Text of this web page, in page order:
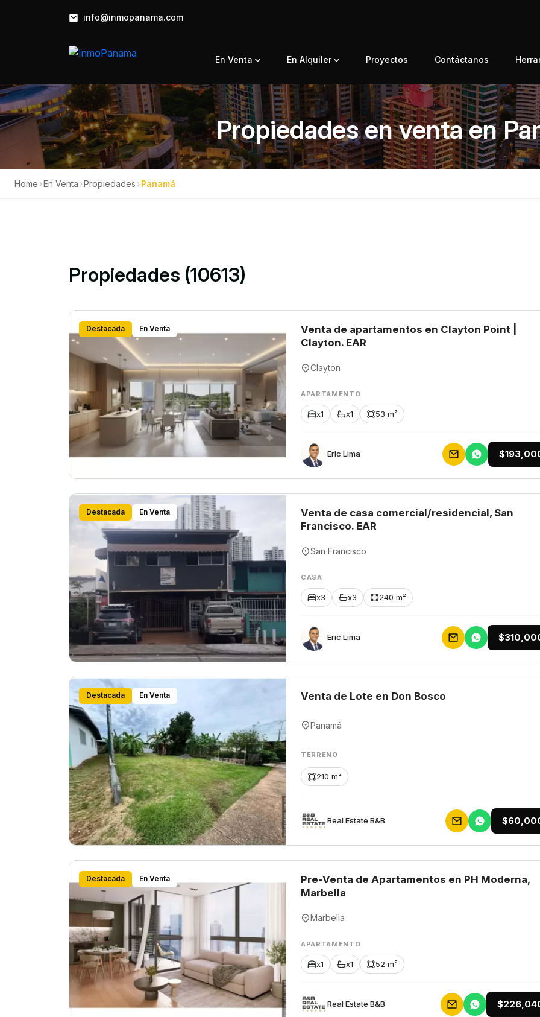
info@inmopanama.com
En Venta En Alquiler Proyectos Contáctanos
Propiedades en venta en
Home ›En Venta ›Propiedades ›Panamá
Propiedades (10613)
Destacada En Venta
Venta de apartamentos en Clayton Point |
Clayton. EAR
Clayton
APARTAMENTO
x1 x1 53 m²
Eric Lima
Destacada En Venta
Venta de casa comercial/residencial, San
Francisco. EAR
San Francisco
CASA
x3 x3 240 m²
Eric Lima
Destacada En Venta Venta de Lote en Don Bosco
Panamá
TERRENO
210 m²
Rеаl Еstаtе В&В
Destacada En Venta
Pre-Venta de Apartamentos en PH Moderna,
Marbella
Marbella
APARTAMENTO
x1 x1 52 m²
Rеаl Еstаtе В&В